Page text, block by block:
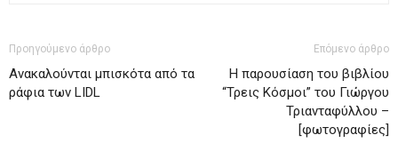
Προηγούμενο άρθρο
Ανακαλούνται μπισκότα από τα
ράφια των LIDL
Επόμενο άρθρο
Η παρουσίαση του βιβλίου
“Τρεις Κόσμοι” του Γιώργου
Τριανταφύλλου –
[φωτογραφίες]